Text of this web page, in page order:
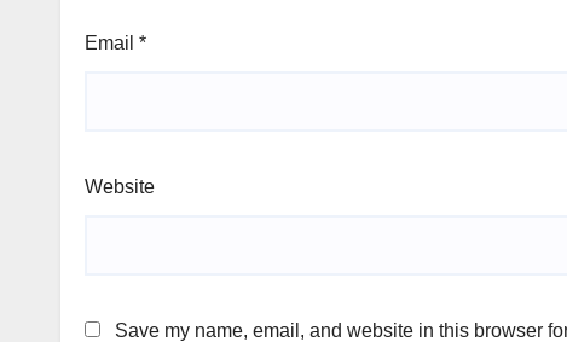
Email *
Website
Save my name, email, and website in this browser